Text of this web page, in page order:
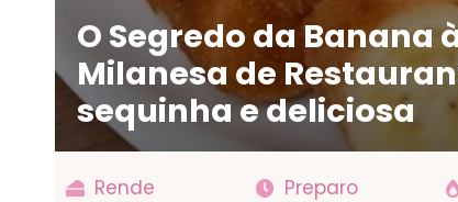
O Segredo da Banana
Milanesa de
sequinha e deliciosa
Rende Preparo